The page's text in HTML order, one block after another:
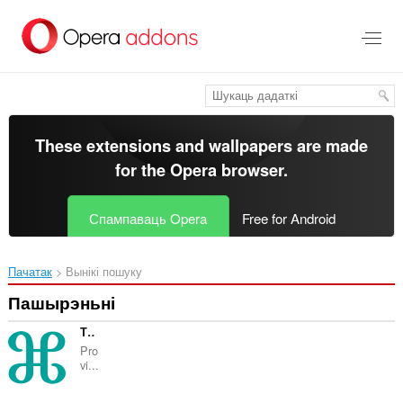
асноўнага
These extensions and wallpapers are made
for theOpera browser.
Спампаваць Opera Free for Android
Пачатак Вынікі пошуку
Пашырэньні
The Hotels Network
Pro
vi...